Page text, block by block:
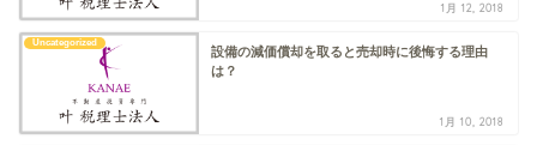
1月 12, 2018
Uncategorized
設備の減価償却を取ると売却時に後悔する理由
は？
1月 10, 2018